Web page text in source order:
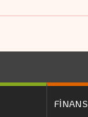
FİNANS